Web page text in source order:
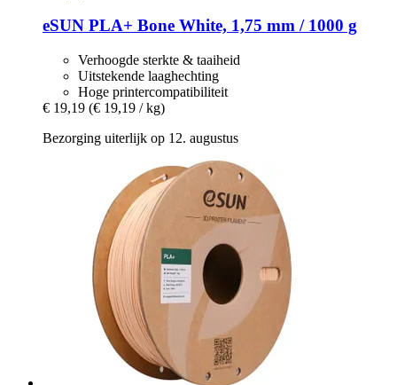
eSUN PLA+ Bone White, 1,75 mm / 1000 g
Verhoogde sterkte & taaiheid
Uitstekende laaghechting
Hoge printercompatibiliteit
€ 19,19 (€ 19,19 / kg)
Bezorging uiterlijk op 12. augustus